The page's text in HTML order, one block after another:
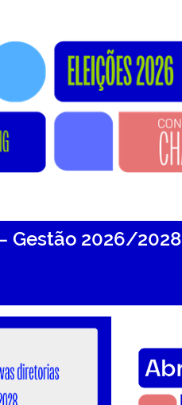
Gestão 2026/2028